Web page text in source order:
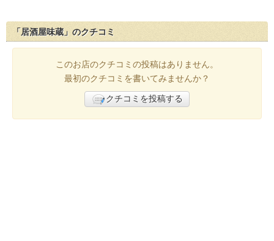
「居酒屋味蔵」のクチコミ
このお店のクチコミの投稿はありません。
最初のクチコミを書いてみませんか？
クチコミを投稿する